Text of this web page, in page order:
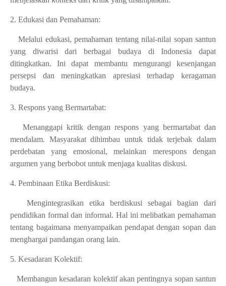
2. Edukasi dan Pemahaman:
Melalui edukasi, pemahaman tentang nilai-nilai sopan santun
yang diwarisi dari berbagai budaya di Indonesia dapat
ditingkatkan. Ini dapat membantu mengurangi kesenjangan
persepsi dan meningkatkan apresiasi terhadap keragaman
budaya.
3. Respons yang Bermartabat:
Menanggapi kritik dengan respons yang bermartabat dan
mendalam. Masyarakat dihimbau untuk tidak terjebak dalam
perdebatan yang emosional, melainkan merespons dengan
argumen yang berbobot untuk menjaga kualitas diskusi.
4. Pembinaan Etika Berdiskusi:
Mengintegrasikan etika berdiskusi sebagai bagian dari
pendidikan formal dan informal. Hal ini melibatkan pemahaman
tentang bagaimana menyampaikan pendapat dengan sopan dan
menghargai pandangan orang lain.
5. Kesadaran Kolektif:
Membangun kesadaran kolektif akan pentingnya sopan santun